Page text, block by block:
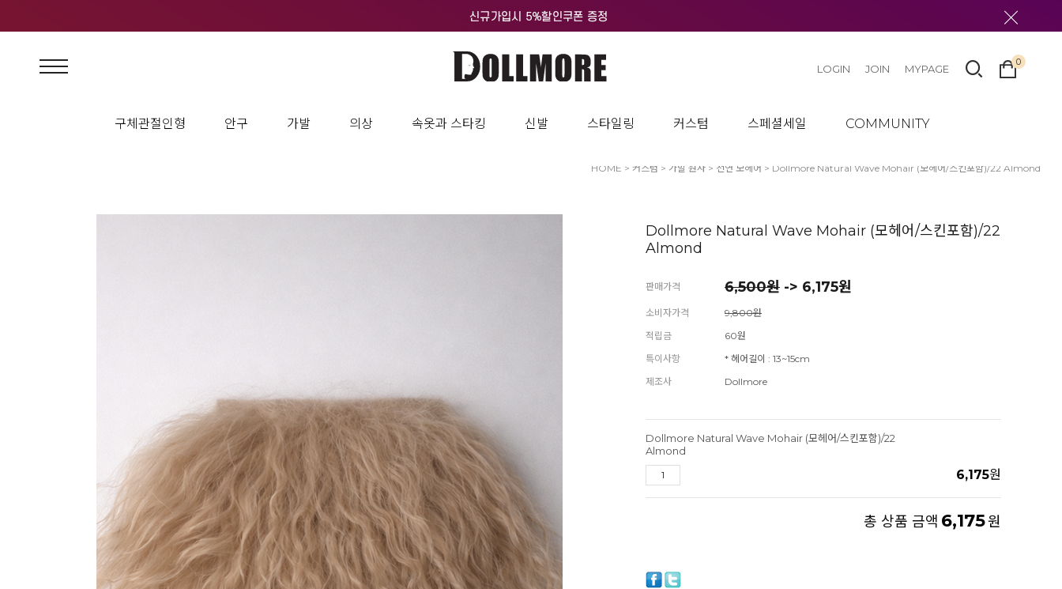
구체관절인형 안구 가발 의상 속옷과 스타킹 신발 스타일링 커스텀 스페셜세일 COMMUNITY
LOGIN JOIN MYPAGE
0
HOME > 커스텀 > 가발 원사 > 천연 모헤어 > Dollmore Natural Wave Mohair (모헤어/스킨포함)/22 Almond
Dollmore Natural Wave Mohair (모헤어/스킨포함)/22
Almond
판매가격 6,500원 -> 6,175원
소비자가격
9,800원
적립금
60원
특이사항
* 헤어길이 : 13~15cm
제조사
Dollmore
Dollmore Natural Wave Mohair (모헤어/스킨포함)/22
Almond
6,175원
총 상품 금액 6,175원